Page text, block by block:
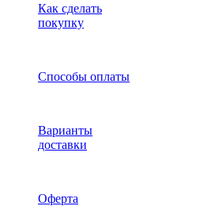
Как сделать
покупку
Способы оплаты
Варианты
доставки
Оферта